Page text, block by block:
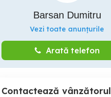
Barsan Dumitru
Vezi toate anunțurile
Arată telefon
Contactează vânzătorul